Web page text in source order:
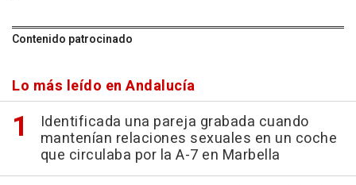
Contenido patrocinado
Lo más leído en Andalucía
Identificada una pareja grabada cuando
mantenían relaciones sexuales en un coche
que circulaba por la A-7 en Marbella